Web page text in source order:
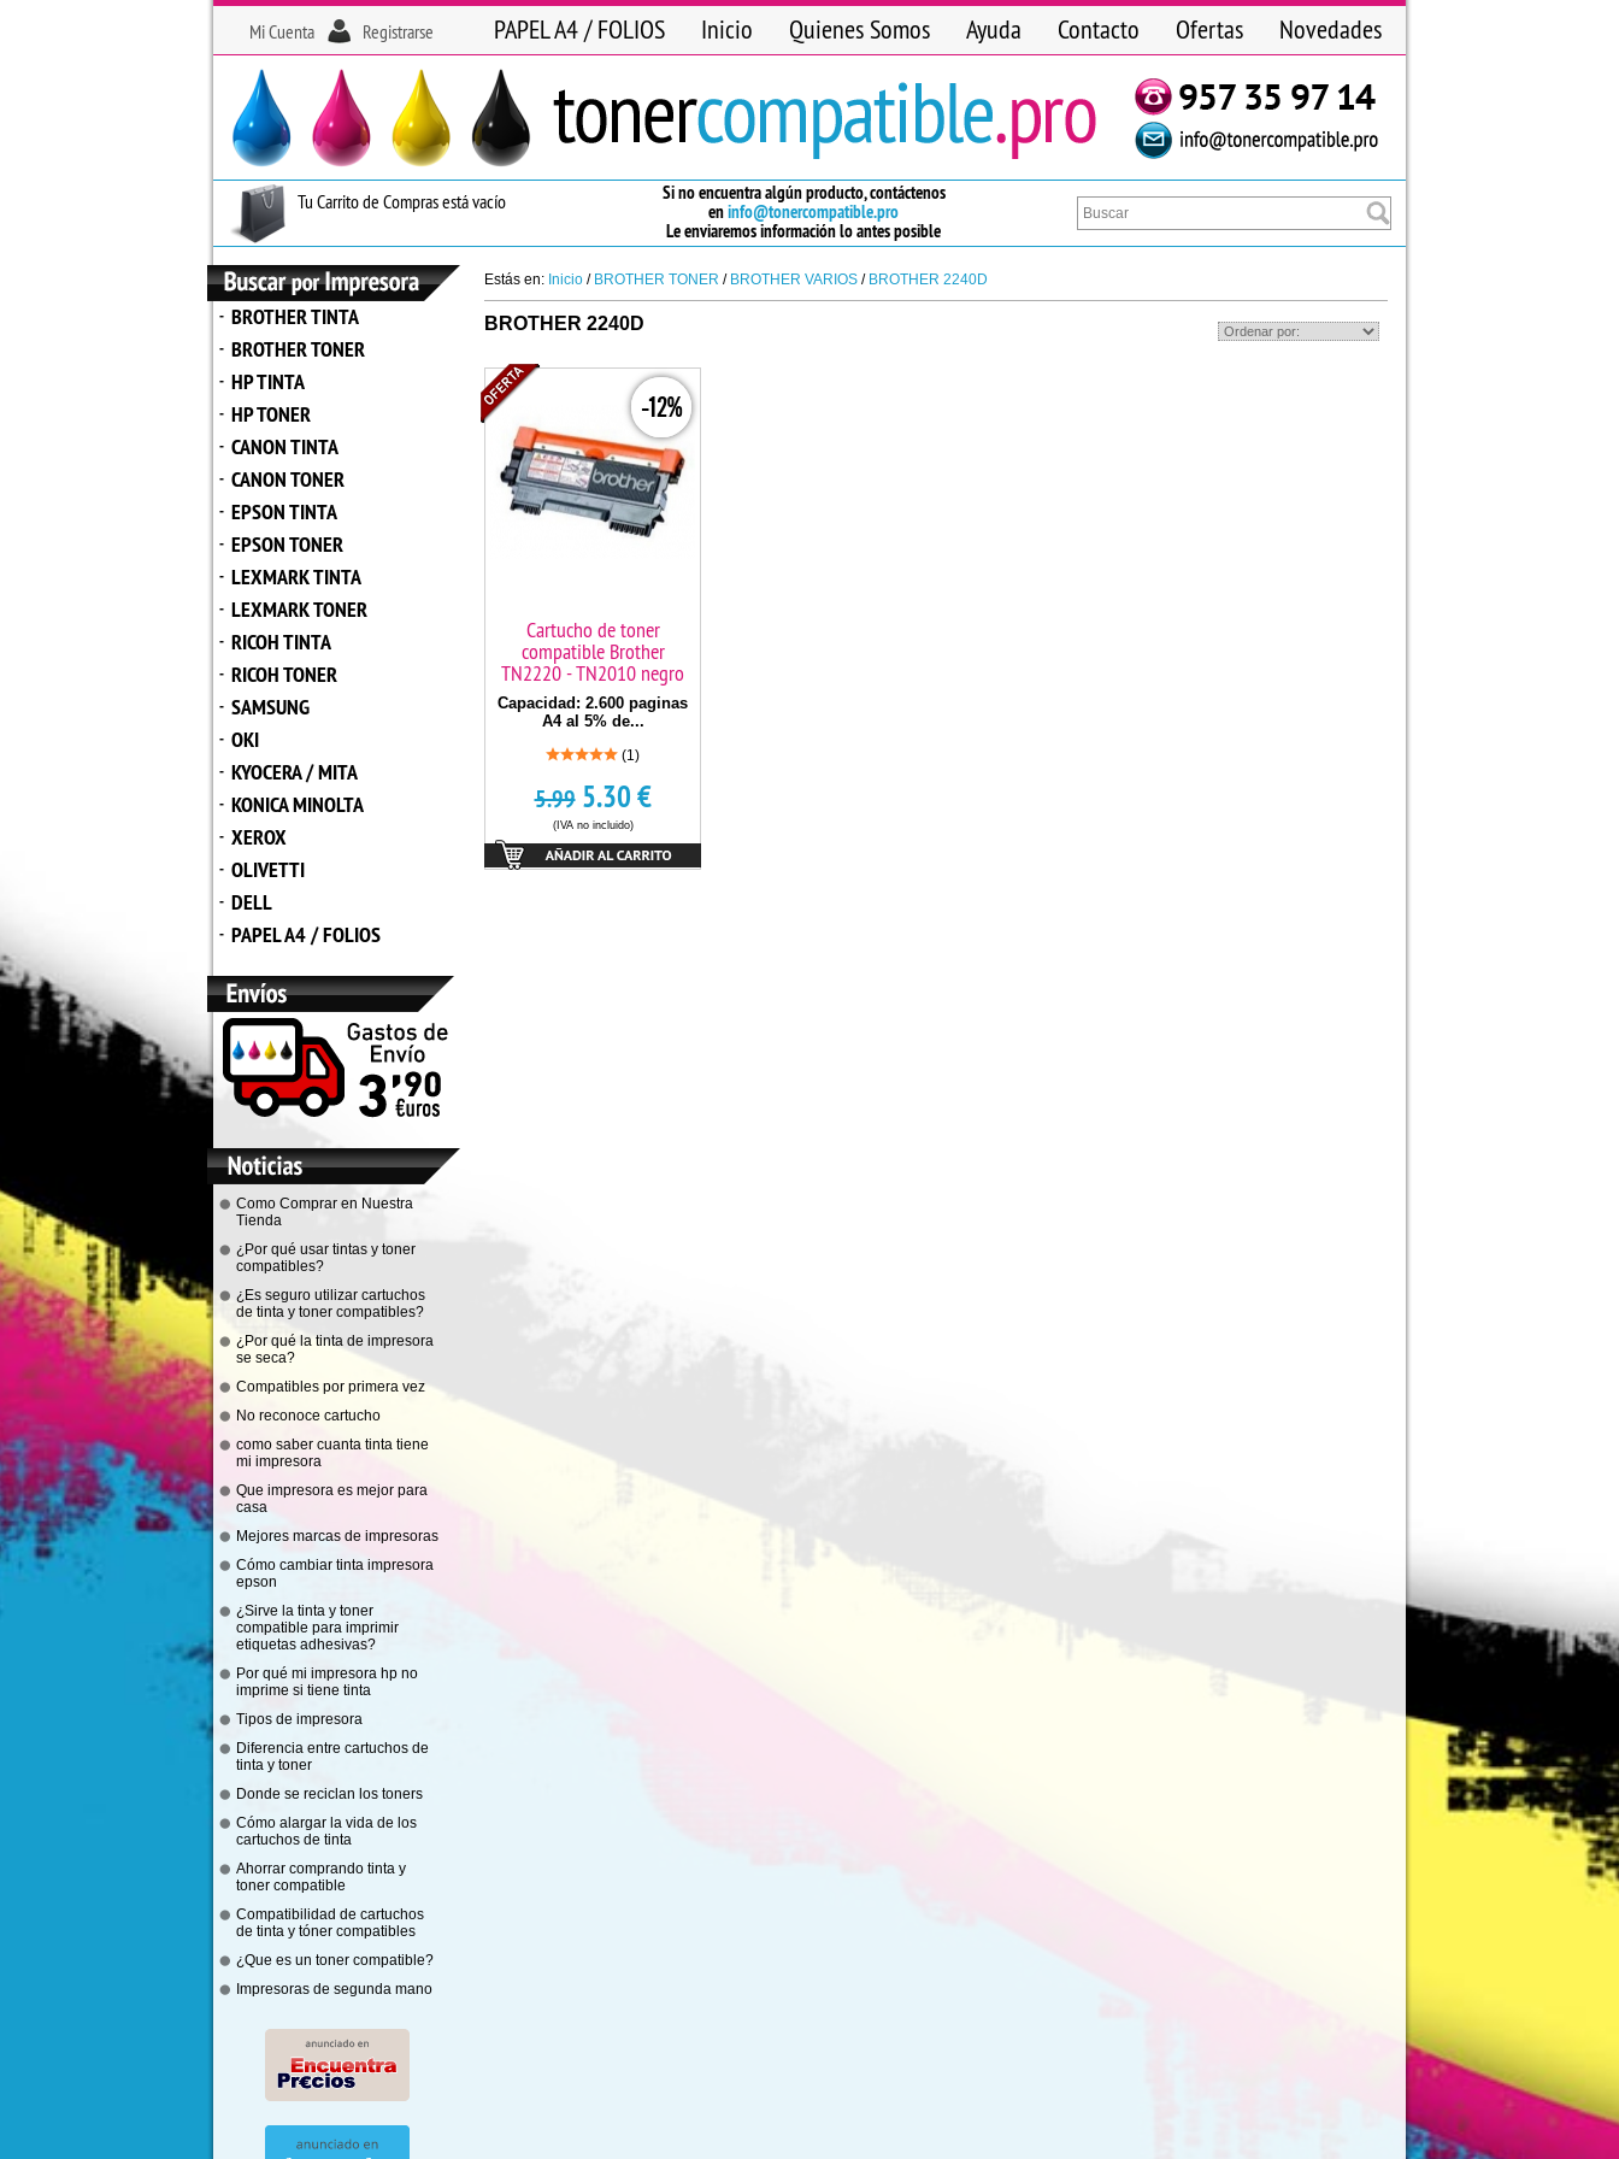
Mi Cuenta Registrarse PAPEL A4 / FOLIOS Inicio Quienes Somos Ayuda Contacto Ofertas Novedades
Si no encuentra algún producto, contáctenos
eninfo@tonercompatible.pro
Le enviaremos información lo antes posible
Tu Carrito de Compras está vacío
- BROTHER TINTA
- BROTHER TONER
- HP TINTA
- HP TONER
- CANON TINTA
- CANON TONER
- EPSON TINTA
- EPSON TONER
- LEXMARK TINTA
- LEXMARK TONER
- RICOH TINTA
- RICOH TONER
- SAMSUNG
- OKI
- KYOCERA / MITA
- KONICA MINOLTA
- XEROX
- OLIVETTI
- DELL
- PAPEL A4 / FOLIOS
Como Comprar en Nuestra
Tienda
¿Por qué usar tintas y toner
compatibles?
¿Es seguro utilizar cartuchos
de tinta y toner compatibles?
¿Por qué la tinta de impresora
se seca?
Compatibles por primera vez
No reconoce cartucho
como saber cuanta tinta tiene
mi impresora
Que impresora es mejor para
casa
Mejores marcas de impresoras
Cómo cambiar tinta impresora
epson
¿Sirve la tinta y toner
compatible para imprimir
etiquetas adhesivas?
Por qué mi impresora hp no
imprime si tiene tinta
Tipos de impresora
Diferencia entre cartuchos de
tinta y toner
Donde se reciclan los toners
Cómo alargar la vida de los
cartuchos de tinta
Ahorrar comprando tinta y
toner compatible
Compatibilidad de cartuchos
de tinta y tóner compatibles
¿Que es un toner compatible?
Impresoras de segunda mano
Estás en: Inicio / BROTHER TONER / BROTHER VARIOS / BROTHER 2240D
BROTHER 2240D
-12%
Cartucho de toner
compatible Brother
TN2220 - TN2010 negro
Capacidad: 2.600 paginas
A4 al 5% de...
(1)
5.99 5.30€
(IVA no incluido)